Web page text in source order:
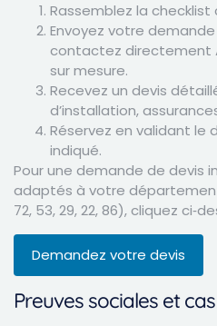
Rassemblez la checklist
Envoyez votre
contactez directement
sur mesure.
Recevez un devis
d’installation,
Réservez en validant le
indiqué.
Pour une demande de devis
adaptés à votre département
72, 53, 29, 22, 86), cliquez
Demandez votre devis
Preuves sociales et